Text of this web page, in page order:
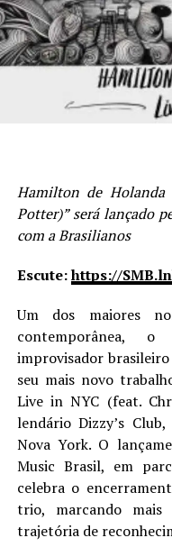
Hamilton de
Potter)” será lançado
com a Brasilianos
Escute:https://
Um dos maiores
contemporânea,
improvisador
seu mais novo
Live in NYC (feat.
lendário Dizzy’s
Nova York. O
Music Brasil, em
celebra o
trio, marcando
trajetória de